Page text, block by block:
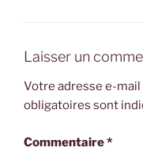
Laisser un
Votre adresse e-mail
obligatoires sont
Commentaire*